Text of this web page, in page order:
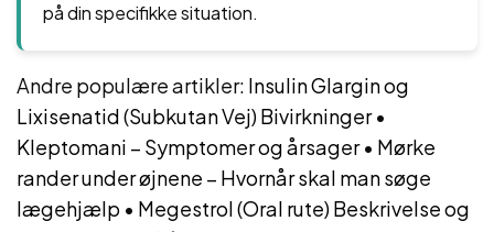
på din specifikke situation.
Andre populære artikler: Insulin Glargin og
Lixisenatid (Subkutan Vej) Bivirkninger•
Kleptomani – Symptomer og årsager• Mørke
rander under øjnene – Hvornår skal man søge
lægehjælp • Megestrol (Oral rute) Beskrivelse og